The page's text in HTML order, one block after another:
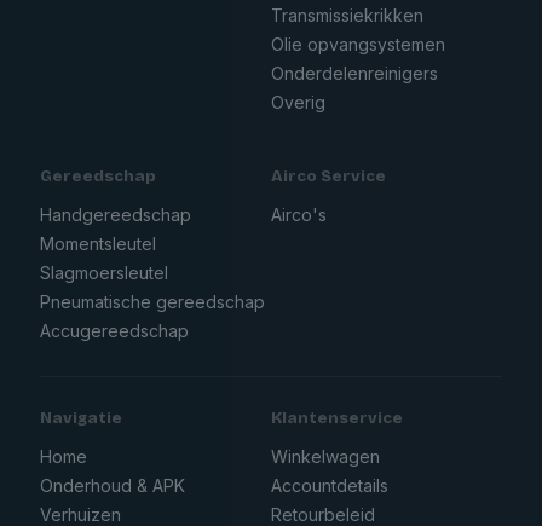
Transmissiekrikken
Olie opvangsystemen
Onderdelenreinigers
Overig
Gereedschap
Handgereedschap
Momentsleutel
Slagmoersleutel
Pneumatische gereedschap
Accugereedschap
Airco Service
Airco's
Navigatie
Home
Onderhoud & APK
Verhuizen
Klantenservice
Winkelwagen
Accountdetails
Retourbeleid